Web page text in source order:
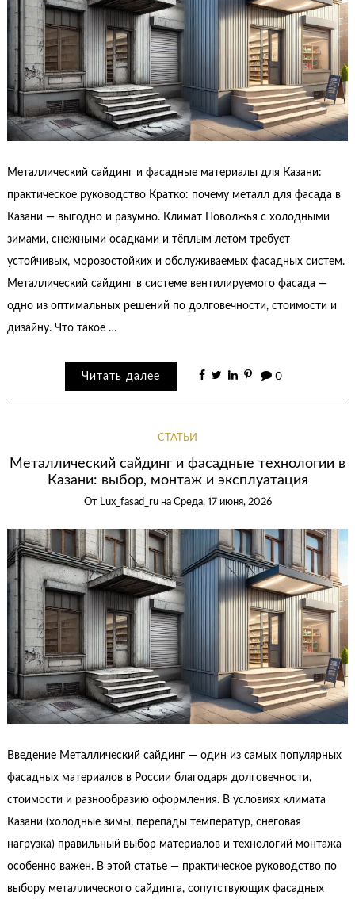
Металлический сайдинг и фасадные материалы для Казани:
практическое руководство Кратко: почему металл для фасада в
Казани — выгодно и разумно. Климат Поволжья с холодными
зимами, снежными осадками и тёплым летом требует
устойчивых, морозостойких и обслуживаемых фасадных систем.
Металлический сайдинг в системе вентилируемого фасада —
одно из оптимальных решений по долговечности, стоимости и
дизайну. Что такое …
Читать далее 0
СТАТЬИ
Металлический сайдинг и фасадные технологии в
Казани: выбор, монтаж и эксплуатация
От Lux_fasad_ru на Среда, 17 июня, 2026
Введение Металлический сайдинг — один из самых популярных
фасадных материалов в России благодаря долговечности,
стоимости и разнообразию оформления. В условиях климата
Казани (холодные зимы, перепады температур, снеговая
нагрузка) правильный выбор материалов и технологий монтажа
особенно важен. В этой статье — практическое руководство по
выбору металлического сайдинга, сопутствующих фасадных